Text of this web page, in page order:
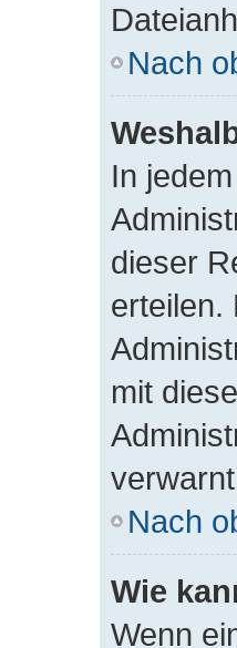
Nach
In
dieser
erteilen.
mit
Nach
Wie
Wenn